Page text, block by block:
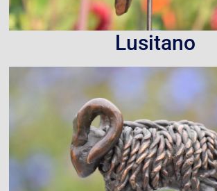
Lusitano